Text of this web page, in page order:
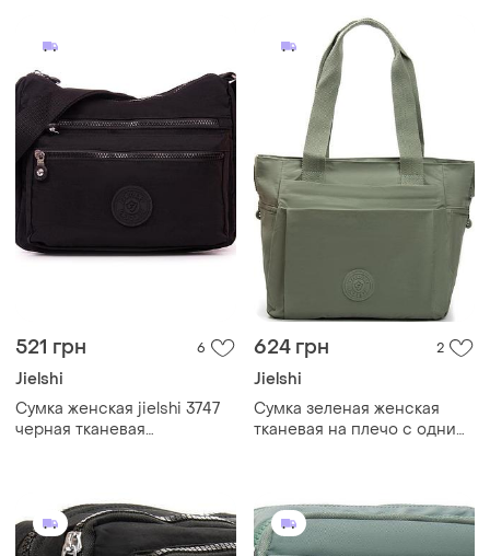
521 грн 6
Jielshi
Сумка женская jielshi 3747
черная тканевая
отделами на молниях jielshi
3747
624 грн 2
Jielshi
Cумка зеленая женская
тканевая на плечо с одним